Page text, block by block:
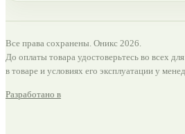
Все права сохранены. Оникс 2026.
До оплаты товара удостоверьтесь во всех
в товаре и условиях его эксплуатации у
Разработано в